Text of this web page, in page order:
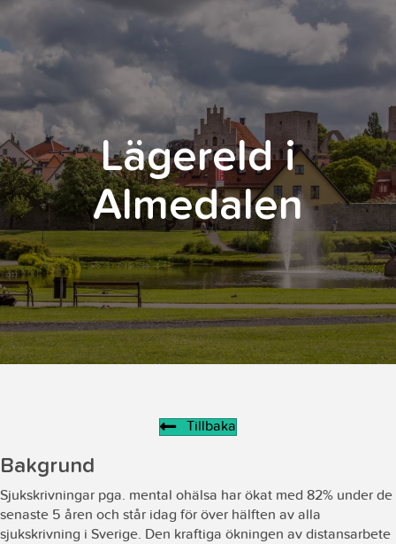
Lägereld i
Almedalen
Tillbaka
Bakgrund
Sjukskrivningar pga. mental ohälsa har ökat med 82% under de
senaste 5 åren och står idag för över hälften av alla
sjukskrivning i Sverige. Den kraftiga ökningen av distansarbete